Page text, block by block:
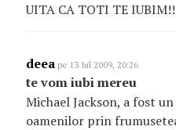
UITA CA TOTI TE
deea pe 13 Iul 2009, 20:26
te vom iubi mereu
Michael Jackson, a fost
oamenilor prin